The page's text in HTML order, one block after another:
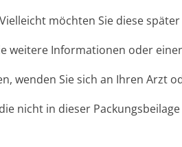
möchten Sie diese
weitere Informationen oder
wenden Sie sich an Ihren Arzt
nicht in dieser